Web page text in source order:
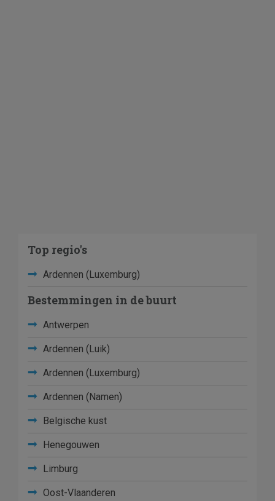
Top regio's
Ardennen (Luxemburg)
Bestemmingen in de buurt
Antwerpen
Ardennen (Luik)
Ardennen (Luxemburg)
Ardennen (Namen)
Belgische kust
Henegouwen
Limburg
Oost-Vlaanderen